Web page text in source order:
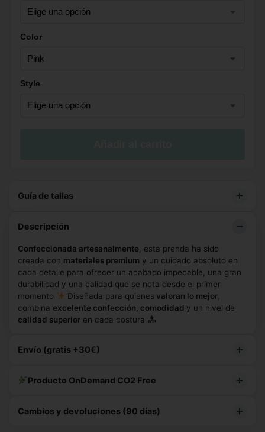
Color
Style
Guía de tallas
Descripción
Confeccionada artesanalmente , esta prenda ha sido
creada con materiales premium y un cuidado absoluto en
cada detalle para ofrecer un acabado impecable, una gran
durabilidad y una calidad que se nota desde el primer
momento
Diseñada para quienes valoran lo mejor
combina excelente confección, comodidad y un nivel de
calidad superior en cada costura
Envío (gratis +30€)
Con2 uds de este producto lo consigues.
Producto OnDemand CO2 Free
On-Demand Fabricación 5-7 días
Cambios y devoluciones (90 días)